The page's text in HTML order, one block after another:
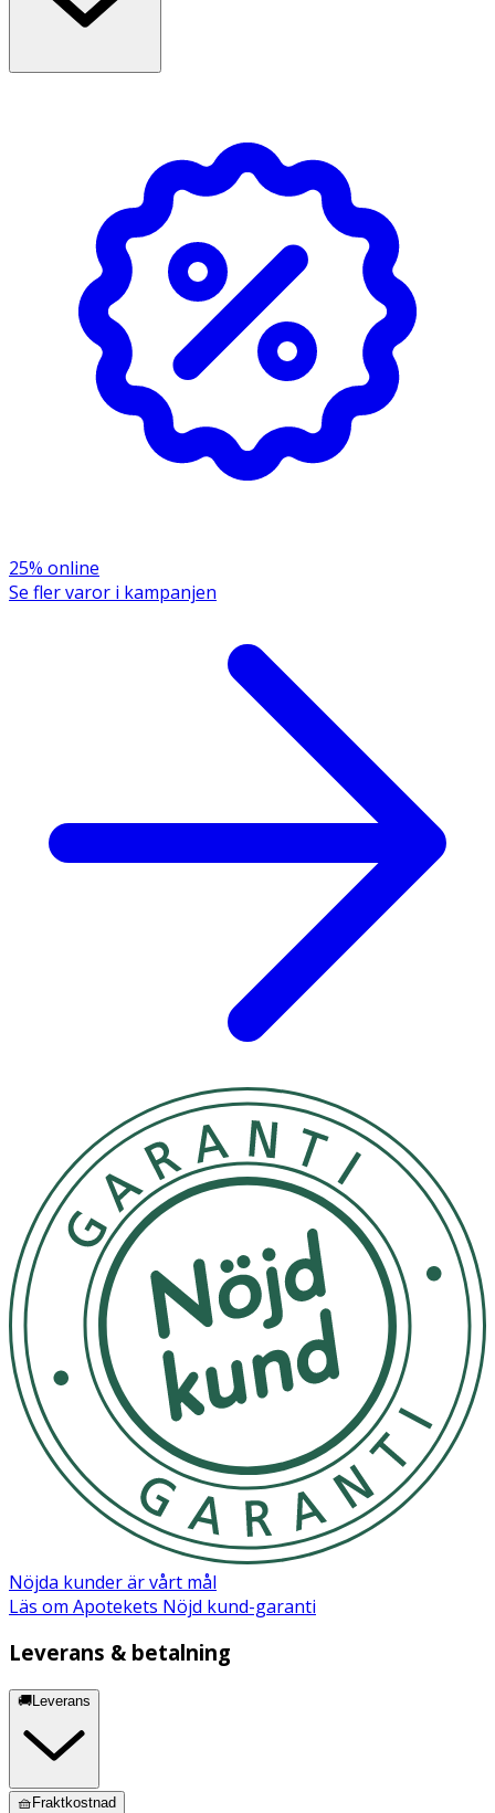
åll
Olea Europaea Fruit Oil, Aluminum Starch
25% online
Se fler varor i kampanjen
Nöjda kunder är vårt mål
Läs om Apotekets Nöjd kund-garanti
Leverans & betalning
🚚Leverans
🧺Fraktkostnad